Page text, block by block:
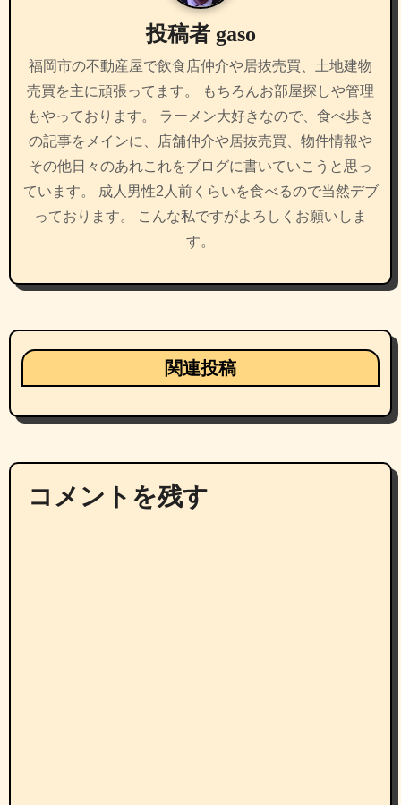
ン
投稿者 gaso
福岡市の不動産屋で飲食店仲介や居抜売買、土地建物
売買を主に頑張ってます。 もちろんお部屋探しや管理
もやっております。 ラーメン大好きなので、食べ歩き
の記事をメインに、店舗仲介や居抜売買、物件情報や
その他日々のあれこれをブログに書いていこうと思っ
ています。 成人男性2人前くらいを食べるので当然デブ
っております。 こんな私ですがよろしくお願いしま
す。
関連投稿
コメントを残す